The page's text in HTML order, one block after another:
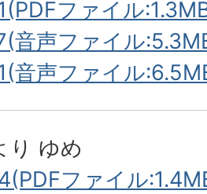
ファイル
音声ファイル
音声ファイル
り ゆめ
ファイル